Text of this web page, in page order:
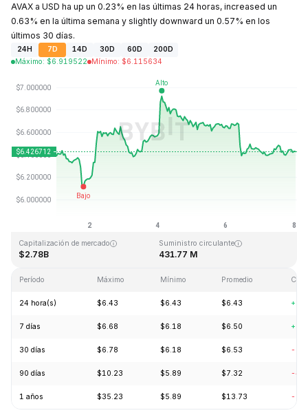
AVAX a USD ha up un 0.23% en las últimas 24 horas, increased un
0.63% en la última semana y slightly downward un 0.57% en los
últimos 30 días.
24H 7D 14D 30D 60D
200D
Máximo: $6.919522 Mínimo: $6.115634
Última actualización: 2026-08-08, 24:40 GMT+0
$2.80
Capitalización de mercado
$2.78B
Suministro circulante
431.77 M
Período Máximo Mínimo Promedio
24 hora(s) $6.43 $6.43 $6.43
7 días $6.68 $6.18 $6.50
30 días $6.78 $6.18 $6.53 -
90 días $10.23 $5.89 $7.32 -
1 años $35.23 $5.89 $13.73 -